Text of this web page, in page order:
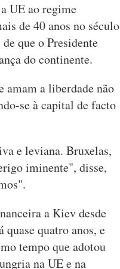
UE ao regime
de 40 anos no século
que o Presidente
do continente.
amam a liberdade não
se à capital de facto
e leviana. Bruxelas,
iminente", disse,
a Kiev desde
quase quatro anos, e
tempo que adotou
na UE e na